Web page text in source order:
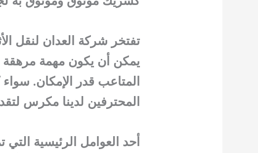
تفتخر شركة العدان لنقل
يمكن أن يكون مهمة مرهقة
المتاعب قدر الإمكان.
المحترفين لدينا مكرس
أحد العوامل الرئيسية